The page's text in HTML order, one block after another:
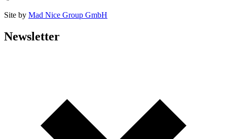
Site by Mad Nice Group GmbH
Newsletter